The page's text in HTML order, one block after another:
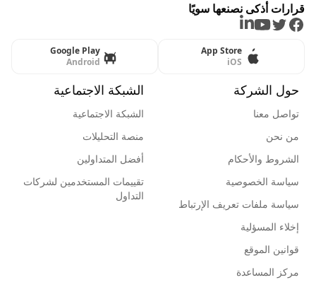
قرارات أذكى نصنعها سويًا
Facebook
Twitter
Youtube
LinkedIn
App Store
iOS
Google Play
Android
حول الشركة
تواصل معنا
من نحن
الشروط والأحكام
سياسة الخصوصية
سياسة ملفات تعريف الإرتباط
إخلاء المسؤلية
قوانين الموقع
مركز المساعدة
الشبكة الاجتماعية
الشبكة الاجتماعية
منصة التحليلات
أفضل المتداولين
تقييمات المستخدمين لشركات
التداول